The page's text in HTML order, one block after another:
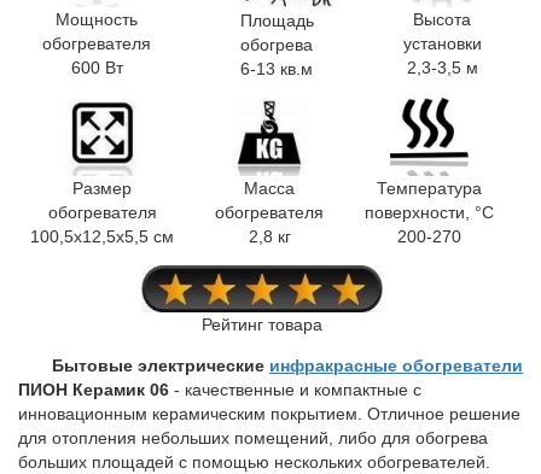
Мощность
обогревателя
600 Вт
Площадь
обогрева
6-13 кв.м
Высота
установки
2,3-3,5 м
Размер
обогревателя
100,5x12,5x5,5 см
Масса
обогревателя
2,8 кг
Температура
поверхности, °C
200-270
Рейтинг товара
Бытовые электрические инфракрасные обогреватели
ПИОН Керамик 06 - качественные и компактные с
инновационным керамическим покрытием. Отличное решение
для отопления небольших помещений, либо для обогрева
больших площадей с помощью нескольких обогревателей.